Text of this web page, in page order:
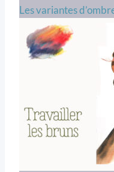
Les variantes